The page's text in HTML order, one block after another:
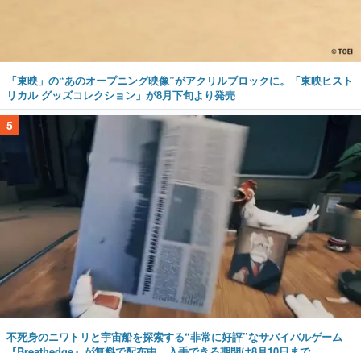
「東映」の“あのオープニング映像”がアクリルブロックに。「東映ヒスト
リカル グッズコレクション」が8月下旬より発売
5
不死身のニワトリと宇宙船を探索する“非常に好評”なサバイバルゲーム